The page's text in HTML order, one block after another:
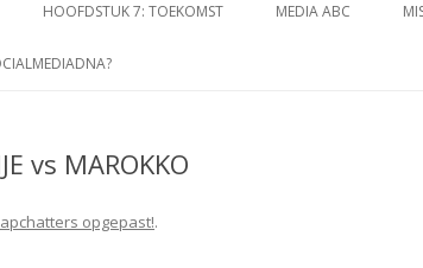
HOOFDSTUK 7: TOEKOMST MEDIA ABC
vs MAROKKO
opgepast!.